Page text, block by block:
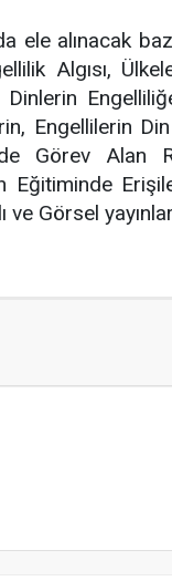
ele alınacak
Algısı,
Engellilerin
Görev Alan
Eğitiminde
ve Görsel